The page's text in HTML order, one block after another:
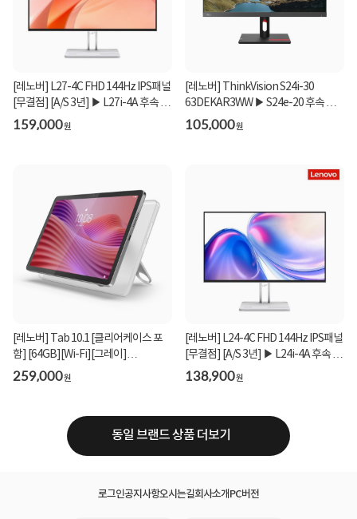
[레노버] L27-4C FHD 144Hz IPS패널
[무결점] [A/S 3년] ▶ L27i-4A 후속 모
델 ◀
159,000원
[레노버] ThinkVision S24i-30
63DEKAR3WW ▶ S24e-20 후속 모
델 ◀
105,000원
[레노버] Tab 10.1 [클리어케이스 포
함] [64GB][Wi-Fi][그레이]
_ZAEH0020KR
259,000원
[레노버] L24-4C FHD 144Hz IPS패널
[무결점] [A/S 3년] ▶ L24i-4A 후속 모
델 ◀
138,900원
동일 브랜드 상품 더보기
로그인공지사항오시는길회사소개PC버전